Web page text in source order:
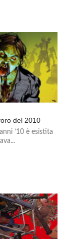
del 2010
’10 è esistita